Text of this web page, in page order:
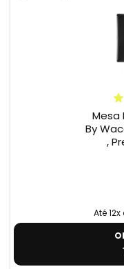
Mesa
By
,
Até 12x